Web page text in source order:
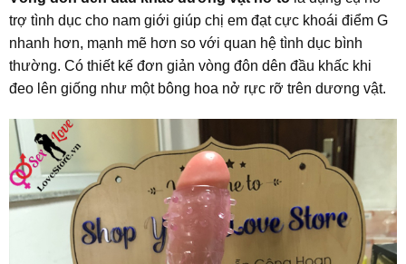
trợ tình dục cho nam giới giúp chị em đạt cực khoái điểm G
nhanh hơn, mạnh mẽ hơn so với quan hệ tình dục bình
thường. Có thiết kế đơn giản vòng đôn dên đầu khấc khi
đeo lên giống như một bông hoa nở rực rỡ trên dương vật.